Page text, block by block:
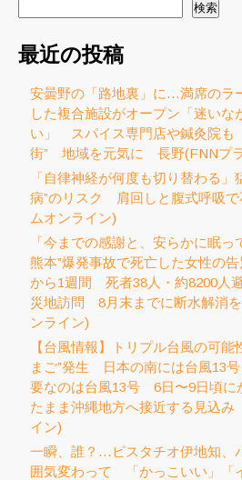
検索
最近の投稿
安曇野の「路地裏」に…満席の
した複合施設がオープン「迷いな
い」 スパイス専門店や鍼灸院も
街” 地域を元気に 長野(FNNプ
「自律神経が何度も切り替わる」
病”のリスク 肩回しと腹式呼吸で
ムオンライン)
「今までの感謝と、安らかに眠
熊本”爆発事故で死亡した女性の
から1週間 死者38人・約8200人
災地訪問 8月末までに断水解消
ンライン)
【台風情報】トリプル台風の可
まご”発生 日本の南には台風13
要なのは台風13号 6日〜9日頃に
たまま沖縄地方へ接近する見込
イン)
一瞬、誰？…ピスタチオ伊地知、
囲気変わって 「かっこいい」「